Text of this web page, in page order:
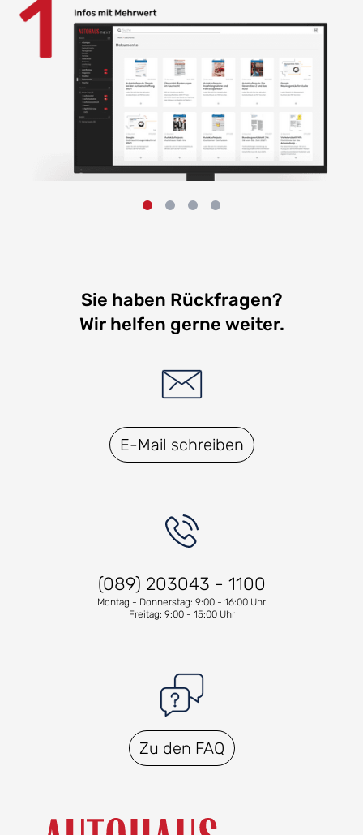
Sie haben Rückfragen?
Wir helfen gerne weiter.
E-Mail schreiben
(089) 203043 - 1100
Montag - Donnerstag: 9:00 - 16:00 Uhr
Freitag: 9:00 - 15:00 Uhr
Zu den FAQ